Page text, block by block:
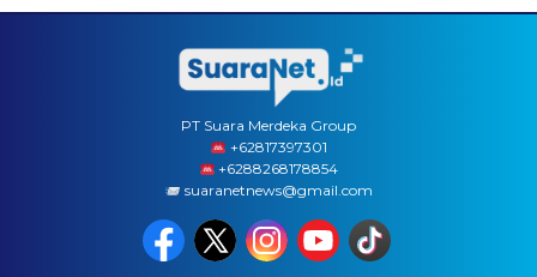
PT Suara Merdeka Group
‪+62817397301
+6288268178854
suaranetnews@gmail.com